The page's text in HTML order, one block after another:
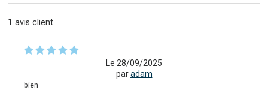
1 avis client
Le 28/09/2025
paradam
bien